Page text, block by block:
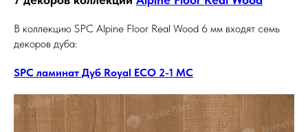
В коллекцию SPC Alpine Floor Real Wood 6 мм входят семь
декоров дуба:
SPC ламинат Дуб Royal ECO 2-1 MC